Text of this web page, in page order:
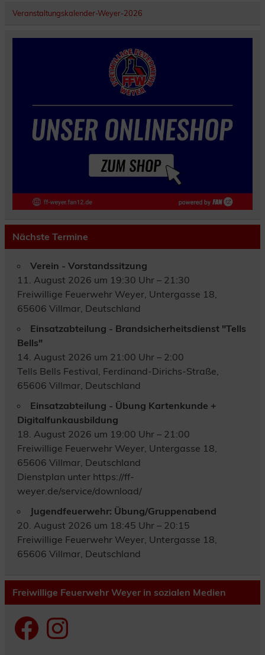
Veranstaltungskalender-Weyer-2026
Nächste Termine
Verein - Vorstandssitzung
11. August 2026 um 19:30 Uhr – 21:30
Freiwillige Feuerwehr Weyer, Untergasse 18,
65606 Villmar, Deutschland
Einsatzabteilung - Brandsicherheitsdienst "Tells
Bells"
14. August 2026 um 21:00 Uhr – 2:00
Tells Bells Festival, Ferdinand-Dirichs-Straße,
65606 Villmar, Deutschland
Einsatzabteilung - Übung Kartenkunde +
Digitalfunkausbildung
18. August 2026 um 19:00 Uhr – 21:00
Freiwillige Feuerwehr Weyer, Untergasse 18,
65606 Villmar, Deutschland
Dienstplan unter https://ff-
weyer.de/service/download/
Jugendfeuerwehr: Übung/Gruppenabend
20. August 2026 um 18:45 Uhr – 20:15
Freiwillige Feuerwehr Weyer, Untergasse 18,
65606 Villmar, Deutschland
Freiwillige Feuerwehr Weyer in sozialen Medien
FacebookInstagram